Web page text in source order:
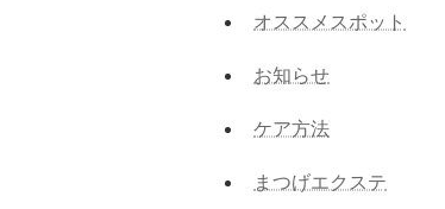
オススメスポット
お知らせ
ケア方法
まつげエクステ